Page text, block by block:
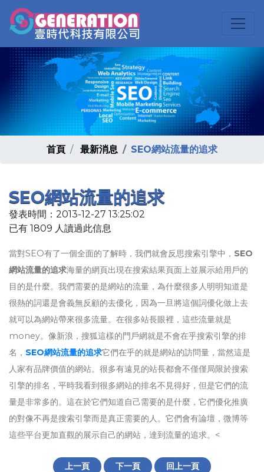
首頁 最新消息 SEO網站流量的追求
SEO網站流量的追求
發表時間：2013-12-27 13:25:02
已有 1809 人讀過此信息
當對SEO有了一個全面的了解時，我們就會反思搜索引擎中， SEO
網站流量的追求海量的網頁出現在搜索結果頁面上並展示給用戶的
目的是什麼。我們需要的是網站的流量，為什麼很多人明明知道是
很熱的詞還是會義無反顧的去優化，因為一旦將這個詞優化做上去
就可以為網站帶來很多流量。在很多站長眼裡，這些流量就​​是
money。像新浪，搜狐這樣的門戶網就是不會在乎搜索引擎的排
名， SEO網站流量的追求它們在乎的就是網站的訪問量，當然這是
人家有品牌價值的網站。很多有遠見的站長都會不僅僅局限於搜索
引擎的排名，平時我看到很多網站的排名不見得好，但是它們的流
量是非常多的。這在於它們知道自己需要的是什麼，它們優化推廣
的對像不再是搜索引擎而是真正需要的人。它們會有論壇，微博等
這些平台更加直觀的展示自己的網站，達到流量的追求。<
上一頁 下一頁 回上一頁